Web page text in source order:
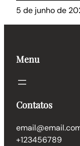
5 de junho de
Menu
Contatos
+123456789